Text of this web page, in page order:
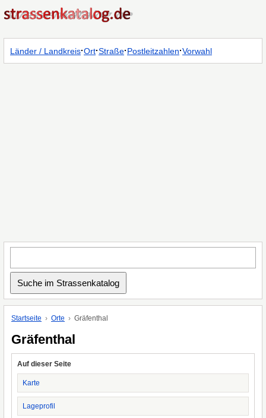
Länder / Landkreis·Ort·Straße·Postleitzahlen·Vorwahl
Startseite Orte Gräfenthal
Gräfenthal
Auf dieser Seite
Karte
Lageprofil